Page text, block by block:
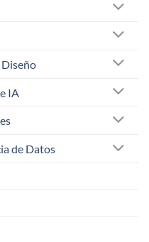
IA
de Datos